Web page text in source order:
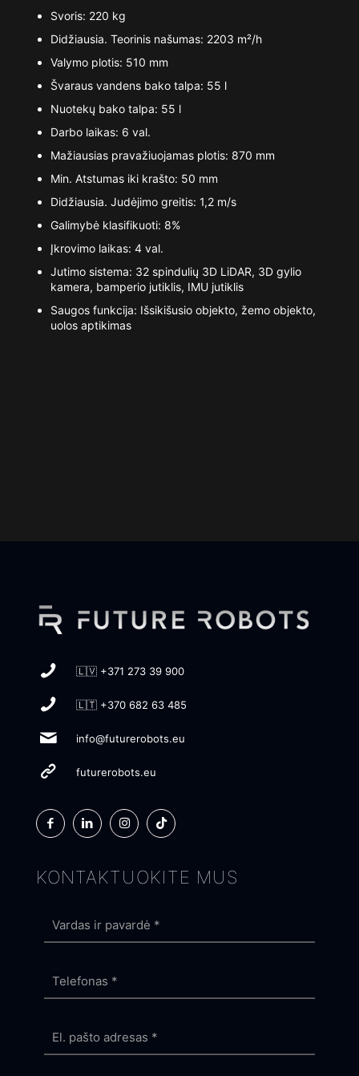
Svoris: 220 kg
Didžiausia. Teorinis našumas: 2203 m²/h
Valymo plotis: 510 mm
Švaraus vandens bako talpa: 55 l
Nuotekų bako talpa: 55 l
Darbo laikas: 6 val.
Mažiausias pravažiuojamas plotis: 870 mm
Min. Atstumas iki krašto: 50 mm
Didžiausia. Judėjimo greitis: 1,2 m/s
Galimybė klasifikuoti: 8%
Įkrovimo laikas: 4 val.
Jutimo sistema: 32 spindulių 3D LiDAR, 3D gylio
kamera, bamperio jutiklis, IMU jutiklis
Saugos funkcija: Išsikišusio objekto, žemo objekto,
uolos aptikimas
🇱🇻 +371 273 39 900
🇱🇹 +370 682 63 485
info@futurerobots.eu
futurerobots.eu
KONTAKTUOKITE MUS